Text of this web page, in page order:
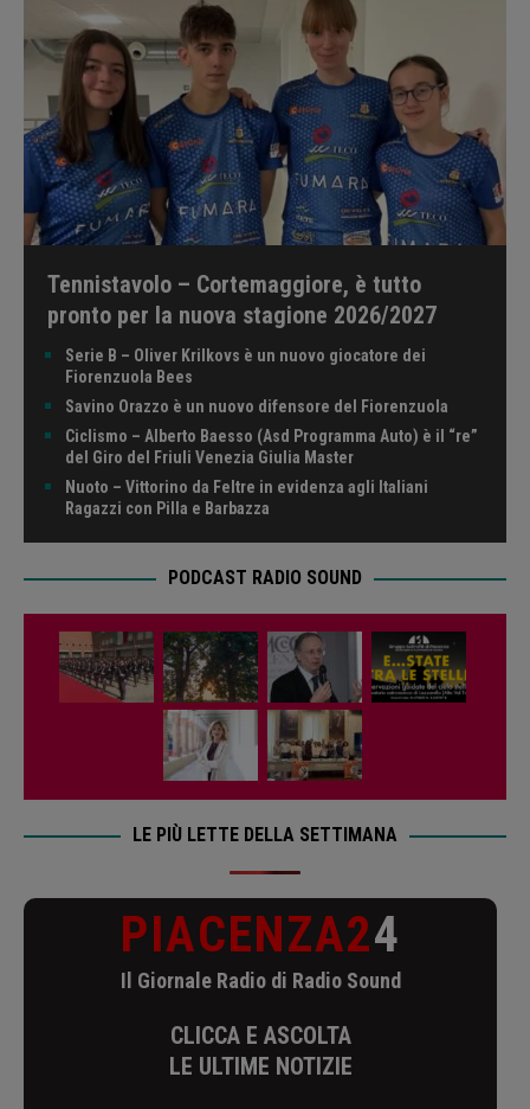
Tennistavolo – Cortemaggiore, è tutto
pronto per la nuova stagione 2026/2027
Serie B – Oliver Krilkovs è un nuovo giocatore dei
Fiorenzuola Bees
Savino Orazzo è un nuovo difensore del Fiorenzuola
Ciclismo – Alberto Baesso (Asd Programma Auto) è il “re”
del Giro del Friuli Venezia Giulia Master
Nuoto – Vittorino da Feltre in evidenza agli Italiani
Ragazzi con Pilla e Barbazza
PODCAST RADIO SOUND
LE PIÙ LETTE DELLA SETTIMANA
PIACENZA24
Il Giornale Radio di Radio Sound
CLICCA E ASCOLTA
LE ULTIME NOTIZIE